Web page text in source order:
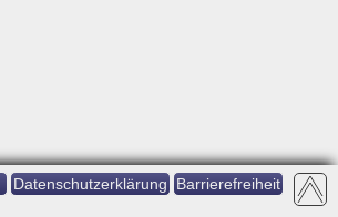
Datenschutzerklärung Barrierefreiheit